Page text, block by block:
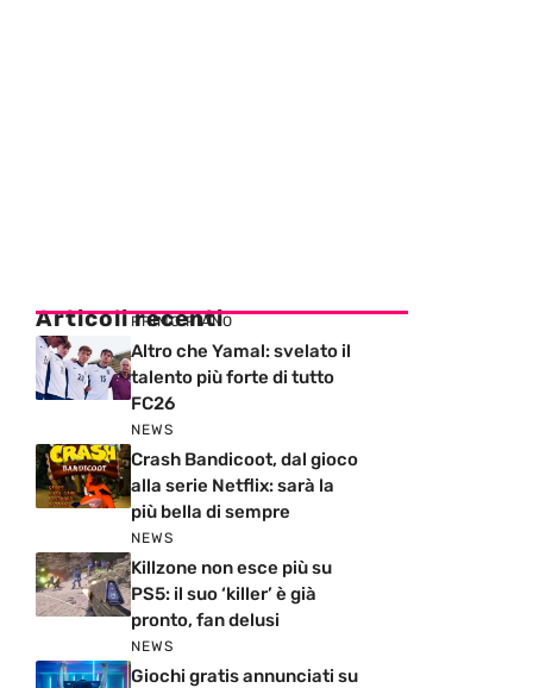
Articoli recenti
PRIMO PIANO
Altro che Yamal: svelato il
talento più forte di tutto
FC26
NEWS
Crash Bandicoot, dal gioco
alla serie Netflix: sarà la
più bella di sempre
NEWS
Killzone non esce più su
PS5: il suo ‘killer’ è già
pronto, fan delusi
NEWS
Giochi gratis annunciati su